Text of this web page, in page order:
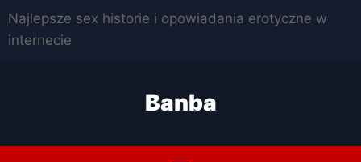
Najlepsze sex historie i opowiadania erotyczne w
internecie
Banba